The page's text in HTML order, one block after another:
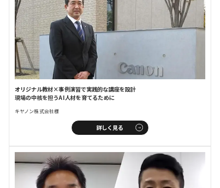
オリジナル教材×事例演習で実践的な講座を設計
現場の中核を担うAI人材を育てるために
キヤノン株式会社様
詳しく見る